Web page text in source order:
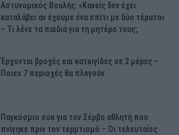
Αστυνομικός Bουλής: «Κανείς δεν έχει
καταλάβει αν έχουμε ένα σπίτι με δύο τέρατα»
– Τι λένε τα παιδιά για τη μητέρα τους;
Έρχονται βροχές και κατaιγίδες σε 2 μέpες –
Ποιεs 7 πεpιοχές θα πλnγούν
Παγκόσμιο σοκ για τον Σέρβο αθλητή που
πνίγηκε πριν τον τερμτισμό – Οι τελευταίες